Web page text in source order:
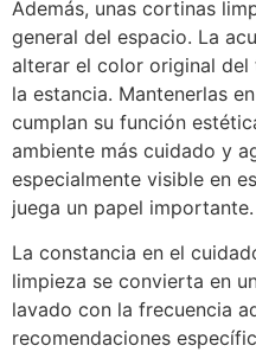
Además, unas cortinas
general del espacio. La
alterar el color original
la estancia. Mantenerlas
cumplan su función
ambiente más cuidado y
especialmente visible en
juega un papel importante.
La constancia en el
limpieza se convierta en
lavado con la frecuencia
recomendaciones